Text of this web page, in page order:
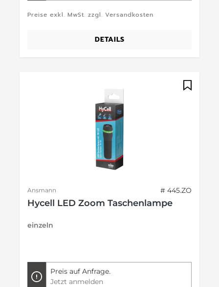
Preise exkl. MwSt. zzgl. Versandkosten
DETAILS
Ansmann # 445.ZO
Hycell LED Zoom Taschenlampe
einzeln
Preis auf Anfrage.
Jetzt anmelden